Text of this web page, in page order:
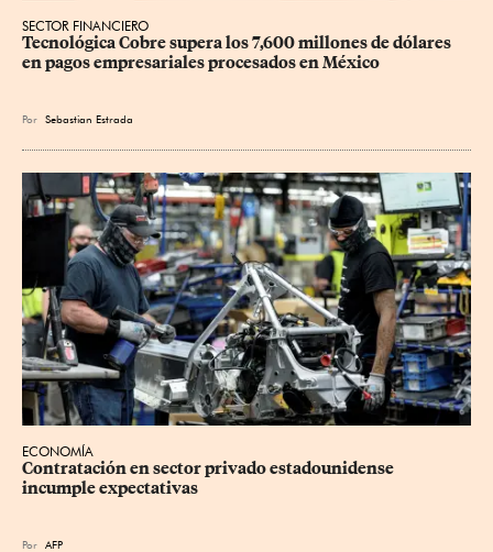
SECTOR FINANCIERO
Tecnológica Cobre supera los 7,600 millones de dólares
en pagos empresariales procesados en México
Por Sebastian Estrada
ECONOMÍA
Contratación en sector privado estadounidense
incumple expectativas
Por AFP